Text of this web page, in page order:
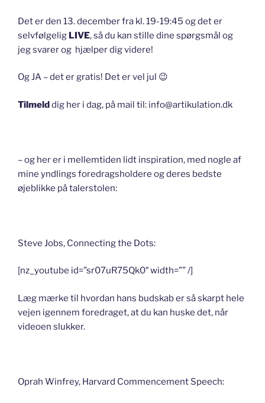
Det er den 13. december fra kl. 19-19:45 og det er
selvfølgelig LIVE, så du kan stille dine spørgsmål og
jeg svarer og hjælper dig videre!
Og JA – det er gratis! Det er vel jul 😉
Tilmelddig her i dag, på mail til: info@artikulation.dk
– og her er i mellemtiden lidt inspiration, med nogle af
mine yndlings foredragsholdere og deres bedste
øjeblikke på talerstolen:
Steve Jobs, Connecting the Dots:
[nz_youtube id=”sr07uR75Qk0″ width=”” /]
Læg mærke til hvordan hans budskab er så skarpt hele
vejen igennem foredraget, at du kan huske det, når
videoen slukker.
Oprah Winfrey, Harvard Commencement Speech: